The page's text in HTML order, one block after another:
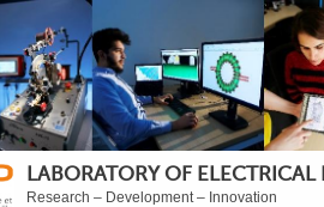
LABORATORY OF
Research – Development – Innovation